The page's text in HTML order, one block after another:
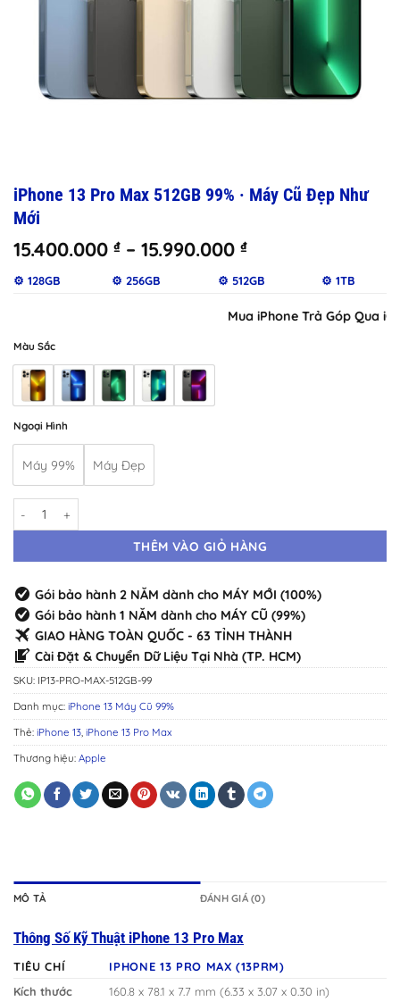
iPhone 13 Pro Max 512GB 99% · Máy Cũ Đẹp Như
Mới
15.400.000 ₫ – 15.990.000 ₫Khoảng
từ
15.400.000 ₫
đến
⚙️ 128GB ⚙️ 256GB ⚙️ 512GB ⚙️ 1TB
Mua iPhone Trả Góp Qua
Màu Sắc
Ngoại Hình
Máy 99% Máy Đẹp
iPhone 13 Pro Max 512GB 99% · Máy Cũ Đẹp Như Mới số lượng
THÊM VÀO GIỎ HÀNG
Gói bảo hành 2 NĂM dành cho MÁY MỚI (100%)
Gói bảo hành 1 NĂM dành cho MÁY CŨ (99%)
GIAO HÀNG TOÀN QUỐC - 63 TỈNH THÀNH
Cài Đặt & Chuyển Dữ Liệu Tại Nhà (TP. HCM)
SKU: IP13-PRO-MAX-512GB-99
Danh mục: iPhone 13 Máy Cũ 99%
Thẻ: iPhone 13, iPhone 13 Pro Max
Thương hiệu: Apple
MÔ TẢ ĐÁNH GIÁ (0)
Thông Số Kỹ Thuật iPhone 13 Pro Max
TIÊU CHÍ
IPHONE 13 PRO MAX (13PRM)
Kích thước
160.8 x 78.1 x 7.7 mm (6.33 x 3.07 x 0.30 in)